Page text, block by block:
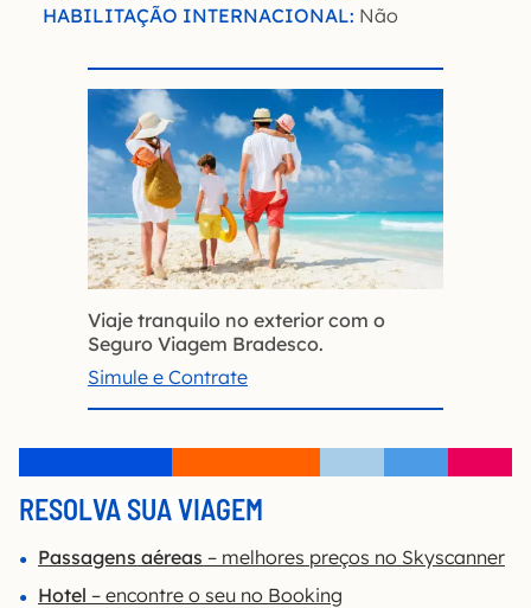
HABILITAÇÃO INTERNACIONAL: Não
Viaje tranquilo no exterior com o
Seguro Viagem Bradesco.
Simule e Contrate
RESOLVA SUA VIAGEM
Passagens aéreas – melhores preços no Skyscanner
Hotel – encontre o seu no Booking